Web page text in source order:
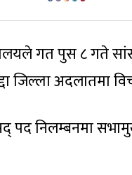
गत पुस ८ गते
जिल्ला अदलातमा
पद निलम्बनमा